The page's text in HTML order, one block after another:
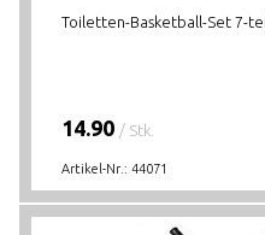
Toiletten-Basketball-Set 7-
14.90 / Stk.
Artikel-Nr.: 44071